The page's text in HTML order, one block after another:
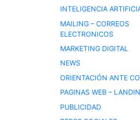
INTELIGENCIA
MAILING – CORREOS
ELECTRONICOS
MARKETING DIGITAL
NEWS
ORIENTACIÓN ANTE
PAGINAS WEB –
PUBLICIDAD